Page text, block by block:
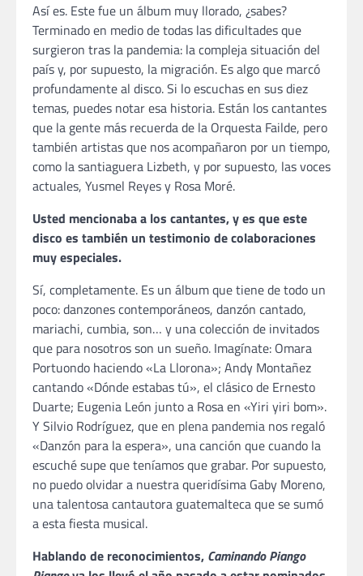
Así es. Este fue un álbum muy llorado, ¿sabes?
Terminado en medio de todas las dificultades que
surgieron tras la pandemia: la compleja situación del
país y, por supuesto, la migración. Es algo que marcó
profundamente al disco. Si lo escuchas en sus diez
temas, puedes notar esa historia. Están los cantantes
que la gente más recuerda de la Orquesta Failde, pero
también artistas que nos acompañaron por un tiempo,
como la santiaguera Lizbeth, y por supuesto, las voces
actuales, Yusmel Reyes y Rosa Moré.
Usted mencionaba a los cantantes, y es que este
disco es también un testimonio de colaboraciones
muy especiales.
Sí, completamente. Es un álbum que tiene de todo un
poco: danzones contemporáneos, danzón cantado,
mariachi, cumbia, son… y una colección de invitados
que para nosotros son un sueño. Imagínate: Omara
Portuondo haciendo «La Llorona»; Andy Montañez
cantando «Dónde estabas tú», el clásico de Ernesto
Duarte; Eugenia León junto a Rosa en «Yiri yiri bom».
Y Silvio Rodríguez, que en plena pandemia nos regaló
«Danzón para la espera», una canción que cuando la
escuché supe que teníamos que grabar. Por supuesto,
no puedo olvidar a nuestra queridísima Gaby Moreno,
una talentosa cantautora guatemalteca que se sumó
a esta fiesta musical.
Hablando de reconocimientos, Caminando Piango